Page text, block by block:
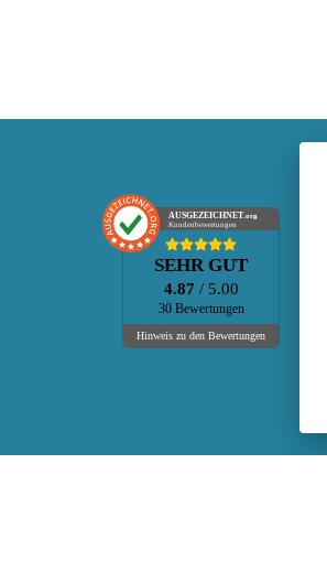
AUSGEZEICHNET.org
Kundenbewertungen
SEHR GUT
4.87 / 5.00
30 Bewertungen
Hinweis zu den Bewertungen